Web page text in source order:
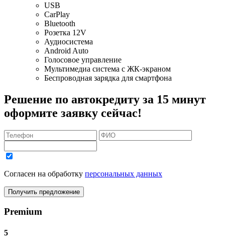
USB
CarPlay
Bluetooth
Розетка 12V
Аудиосистема
Android Auto
Голосовое управление
Мультимедиа система с ЖК-экраном
Беспроводная зарядка для смартфона
Решение по автокредиту за 15 минут
оформите заявку сейчас!
Согласен на обработку персональных данных
Получить предложение
Premium
5